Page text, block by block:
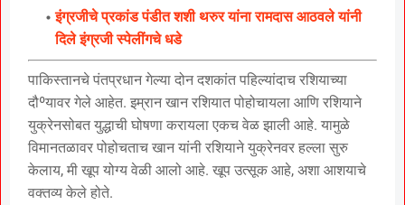
इंग्रजीचे प्रकांड पंडीत शशी थरुर यांना रामदास आठवले यांनी
दिले इंग्रजी स्पेलींगचे धडे
पाकिस्तानचे पंतप्रधान गेल्या दोन दशकांत पहिल्यांदाच रशियाच्या
दौºयावर गेले आहेत. इम्रान खान रशियात पोहोचायला आणि रशियाने
युक्रेनसोबत युद्धाची घोषणा करायला एकच वेळ झाली आहे. यामुळे
विमानतळावर पोहोचताच खान यांनी रशियाने युक्रेनवर हल्ला सुरु
केलाय, मी खूप योग्य वेळी आलो आहे. खूप उत्सूक आहे, अशा आशयाचे
वक्तव्य केले होते.